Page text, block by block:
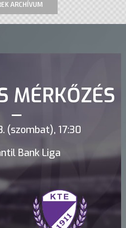
ARCHÍVUM
MÉRKŐZÉS
(szombat), 17:30
Bank Liga